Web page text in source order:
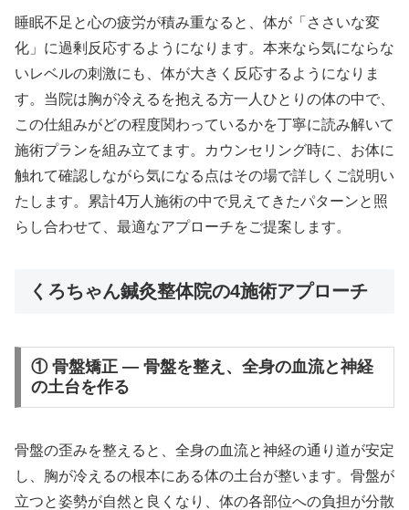
睡眠不足と心の疲労が積み重なると、体が「ささいな変
化」に過剰反応するようになります。本来なら気にならな
いレベルの刺激にも、体が大きく反応するようになりま
す。当院は胸が冷えるを抱える方一人ひとりの体の中で、
この仕組みがどの程度関わっているかを丁寧に読み解いて
施術プランを組み立てます。カウンセリング時に、お体に
触れて確認しながら気になる点はその場で詳しくご説明い
たします。累計4万人施術の中で見えてきたパターンと照
らし合わせて、最適なアプローチをご提案します。
くろちゃん鍼灸整体院の4施術アプローチ
① 骨盤矯正 — 骨盤を整え、全身の血流と神経
の土台を作る
骨盤の歪みを整えると、全身の血流と神経の通り道が安定
し、胸が冷えるの根本にある体の土台が整います。骨盤が
立つと姿勢が自然と良くなり、体の各部位への負担が分散